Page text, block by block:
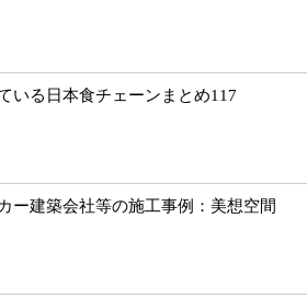
いる日本食チェーンまとめ117
ー建築会社等の施工事例：美想空間